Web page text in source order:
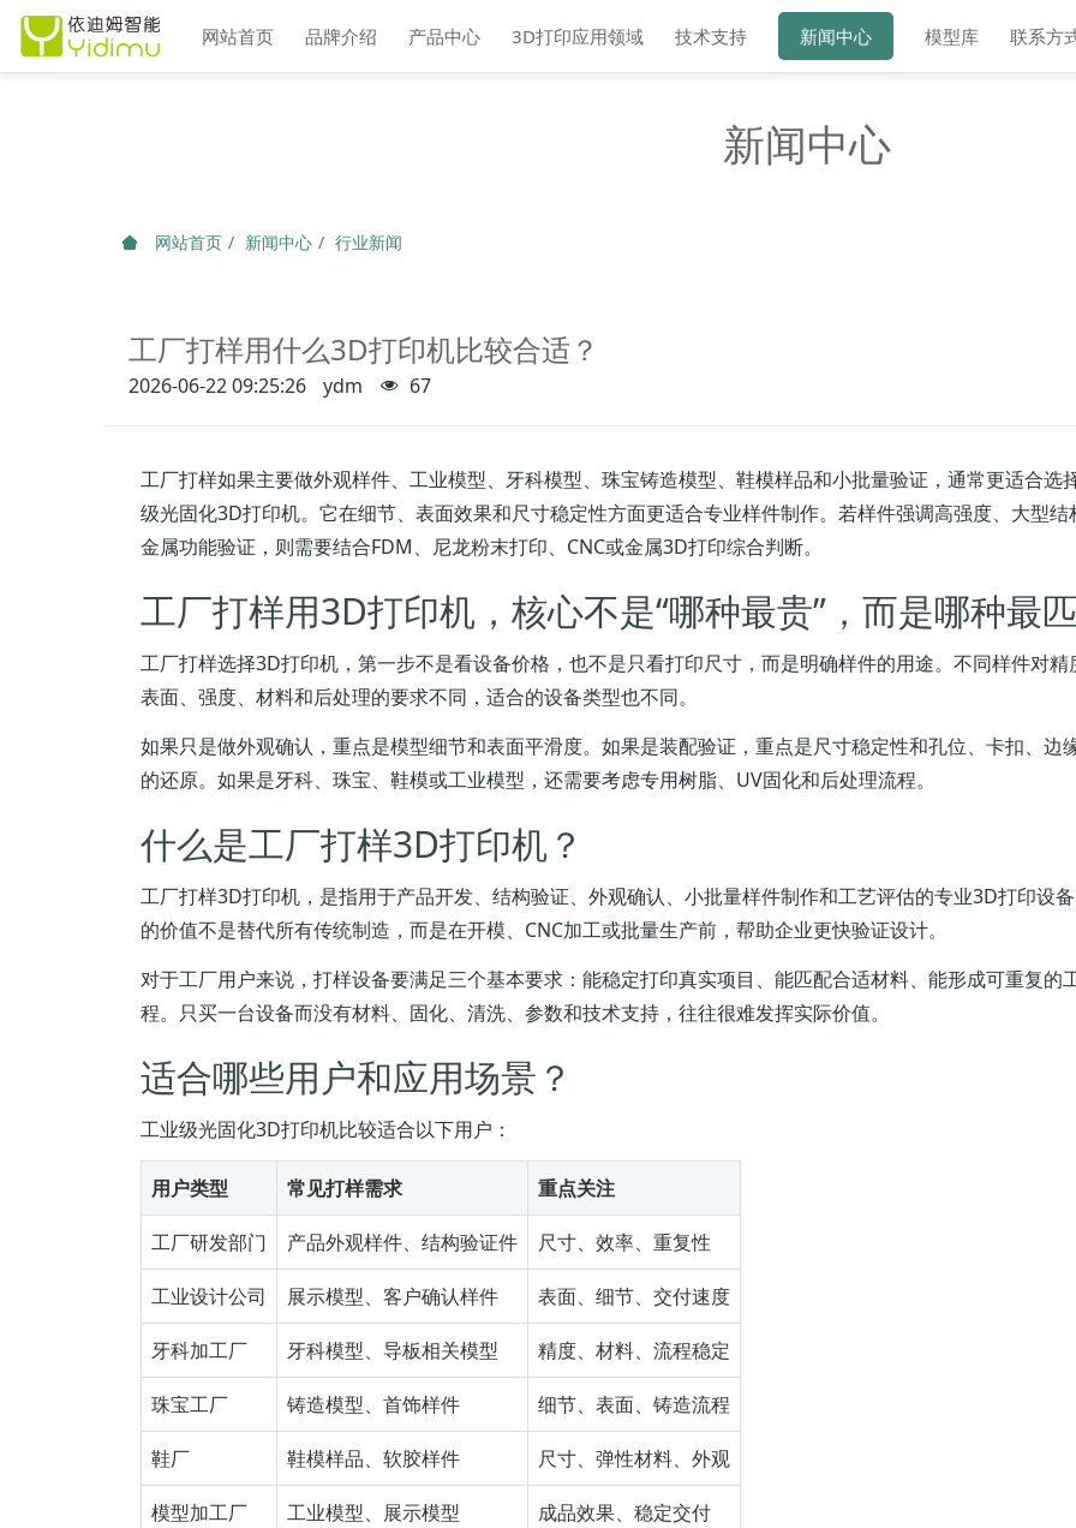
网站首页 品牌介绍 产品中心 3D打印应用领域 技术支持 新闻中心 模型库 联系方
新闻中心
网站首页 新闻中心 行业新闻
工厂打样用什么3D打印机比较合适？
2026-06-22 09:25:26 ydm 67
工厂打样如果主要做外观样件、工业模型、牙科模型、珠宝铸造模型、鞋模样品和小批量验证，通常更适合选
级光固化3D打印机。它在细节、表面效果和尺寸稳定性方面更适合专业样件制作。若样件强调高强度、大型结
金属功能验证，则需要结合FDM、尼龙粉末打印、CNC或金属3D打印综合判断。
工厂打样用3D打印机，核心不是“哪种最贵”，而是哪种最
工厂打样选择3D打印机，第一步不是看设备价格，也不是只看打印尺寸，而是明确样件的用途。不同样件对精
表面、强度、材料和后处理的要求不同，适合的设备类型也不同。
如果只是做外观确认，重点是模型细节和表面平滑度。如果是装配验证，重点是尺寸稳定性和孔位、卡扣、边
的还原。如果是牙科、珠宝、鞋模或工业模型，还需要考虑专用树脂、UV固化和后处理流程。
什么是工厂打样3D打印机？
工厂打样3D打印机，是指用于产品开发、结构验证、外观确认、小批量样件制作和工艺评估的专业3D打印设
的价值不是替代所有传统制造，而是在开模、CNC加工或批量生产前，帮助企业更快验证设计。
对于工厂用户来说，打样设备要满足三个基本要求：能稳定打印真实项目、能匹配合适材料、能形成可重复的
程。只买一台设备而没有材料、固化、清洗、参数和技术支持，往往很难发挥实际价值。
适合哪些用户和应用场景？
工业级光固化3D打印机比较适合以下用户：
用户类型 常见打样需求 重点关注
工厂研发部门 产品外观样件、结构验证件 尺寸、效率、重复性
工业设计公司 展示模型、客户确认样件 表面、细节、交付速度
牙科加工厂 牙科模型、导板相关模型 精度、材料、流程稳定
珠宝工厂 铸造模型、首饰样件 细节、表面、铸造流程
鞋厂 鞋模样品、软胶样件 尺寸、弹性材料、外观
模型加工厂 工业模型、展示模型 成品效果、稳定交付